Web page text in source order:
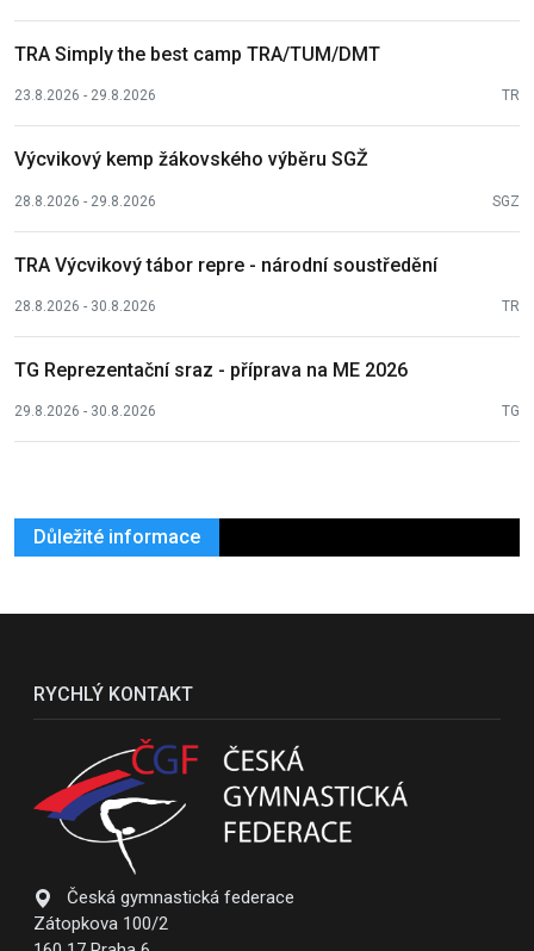
TRA Simply the best camp TRA/TUM/DMT
23.8.2026 - 29.8.2026 TR
Výcvikový kemp žákovského výběru SGŽ
28.8.2026 - 29.8.2026 SGZ
TRA Výcvikový tábor repre - národní soustředění
28.8.2026 - 30.8.2026 TR
TG Reprezentační sraz - příprava na ME 2026
29.8.2026 - 30.8.2026 TG
Důležité informace
RYCHLÝ KONTAKT
Česká gymnastická federace
Zátopkova 100/2